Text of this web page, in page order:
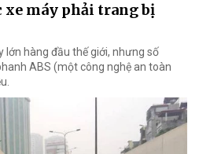
xe máy phải trang bị
lớn hàng đầu thế giới, nhưng số
ABS (một công nghệ an toàn